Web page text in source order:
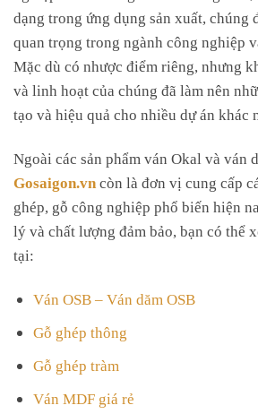
dạng trong ứng dụng sản xuất, chúng
quan trọng trong ngành công nghiệp
Mặc dù có nhược điểm riêng, nhưng
và linh hoạt của chúng đã làm nên
tạo và hiệu quả cho nhiều dự án khác
Ngoài các sản phẩm ván Okal và ván
Gosaigon.vn còn là đơn vị cung cấp
ghép, gỗ công nghiệp phổ biến hiện
lý và chất lượng đảm bảo, bạn có thể
tại:
Ván OSB – Ván dăm OSB
Gỗ ghép thông
Gỗ ghép tràm
Ván MDF giá rẻ